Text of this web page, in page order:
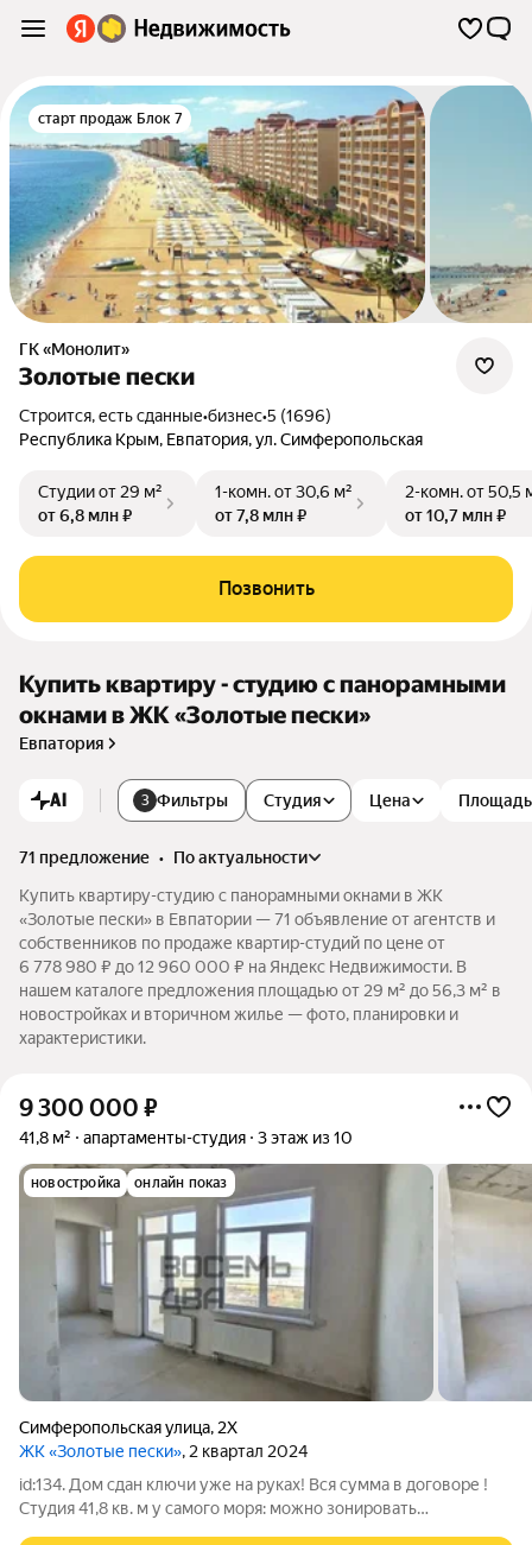
старт продаж Блок 7
ГК «Монолит»
Золотые пески
Строится, есть сданные•бизнес•5 (1696)
Республика Крым, Евпатория,ул. Симферопольская
Студииот 29 м²
от 6,8 млн ₽
1-комн.от 30,6 м²
от 7,8 млн ₽
2-комн.от 50,5
от 10,7 млн ₽
Позвонить
Купить квартиру - студию с панорамными
окнами в ЖК «Золотые пески»
Евпатория
AI 3 Фильтры Студия Цена Площадь
71 предложение •
по актуальности
Купить квартиру-студию с панорамными окнами в ЖК
«Золотые пески» в Евпатории — 71 объявление от агентств и
собственников по продаже квартир-студий по цене от
6 778 980 ₽ до 12 960 000 ₽ на Яндекс Недвижимости. В
нашем каталоге предложения площадью от 29 м² до 56,3 м² в
новостройках и вторичном жилье — фото, планировки и
характеристики.
9 300 000 ₽
41,8 м² апартаменты-студия 3 этаж из 10
новостройка онлайн показ
Симферопольская улица, 2Х
ЖК «Золотые пески», 2 квартал 2024
id:134. Дом сдан ключи уже на руках! Вся сумма в договоре !
Студия 41,8 кв. м у самого моря: можно зонировать